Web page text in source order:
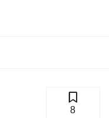
8